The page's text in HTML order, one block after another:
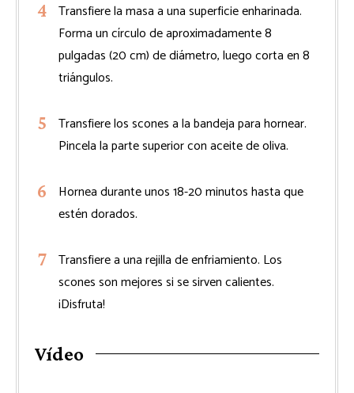
Transfiere la masa a una superficie enharinada.
Forma un círculo de aproximadamente 8
pulgadas (20 cm) de diámetro, luego corta en 8
triángulos.
Transfiere los scones a la bandeja para hornear.
Pincela la parte superior con aceite de oliva.
Hornea durante unos 18-20 minutos hasta que
estén dorados.
Transfiere a una rejilla de enfriamiento. Los
scones son mejores si se sirven calientes.
¡Disfruta!
Vídeo